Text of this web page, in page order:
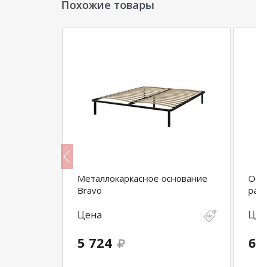
Похожие товары
Металлокаркасное основание
Bravo
Цена
5 724